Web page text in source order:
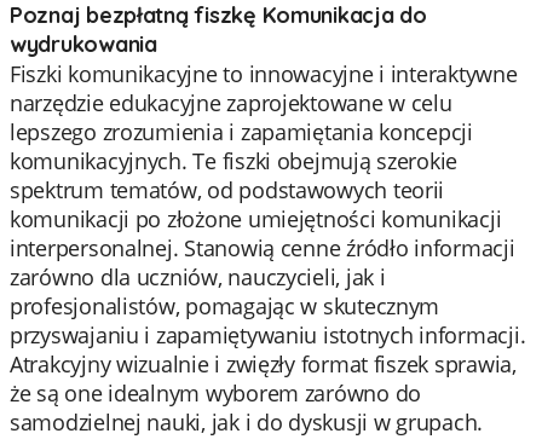
Poznaj bezpłatną fiszkę Komunikacja do
wydrukowania
Fiszki komunikacyjne to innowacyjne i interaktywne
narzędzie edukacyjne zaprojektowane w celu
lepszego zrozumienia i zapamiętania koncepcji
komunikacyjnych. Te fiszki obejmują szerokie
spektrum tematów, od podstawowych teorii
komunikacji po złożone umiejętności komunikacji
interpersonalnej. Stanowią cenne źródło informacji
zarówno dla uczniów, nauczycieli, jak i
profesjonalistów, pomagając w skutecznym
przyswajaniu i zapamiętywaniu istotnych informacji.
Atrakcyjny wizualnie i zwięzły format fiszek sprawia,
że są one idealnym wyborem zarówno do
samodzielnej nauki, jak i do dyskusji w grupach.